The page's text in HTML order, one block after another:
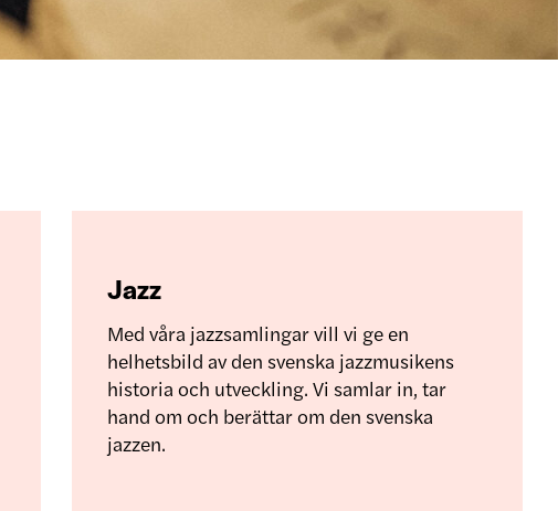
Jazz
Med våra jazzsamlingar vill vi ge en
helhetsbild av den svenska jazzmusikens
historia och utveckling. Vi samlar in, tar
hand om och berättar om den svenska
jazzen.